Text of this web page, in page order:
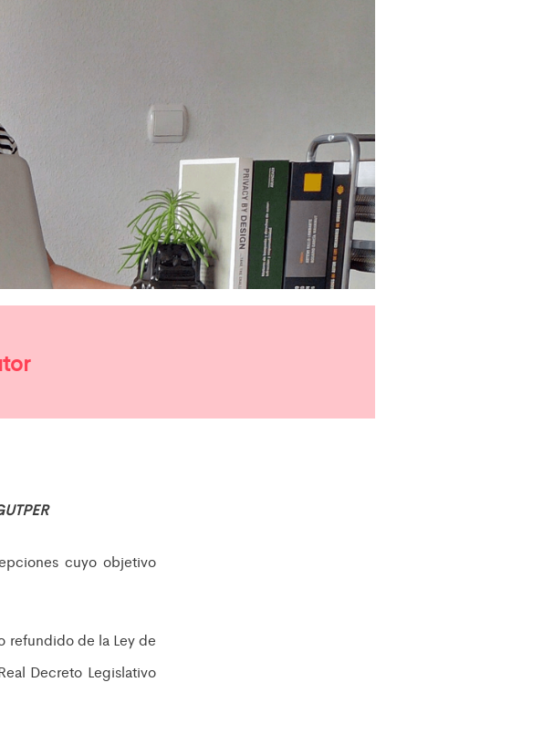
cuyo objetivo
refundido de la Ley de
Decreto Legislativo